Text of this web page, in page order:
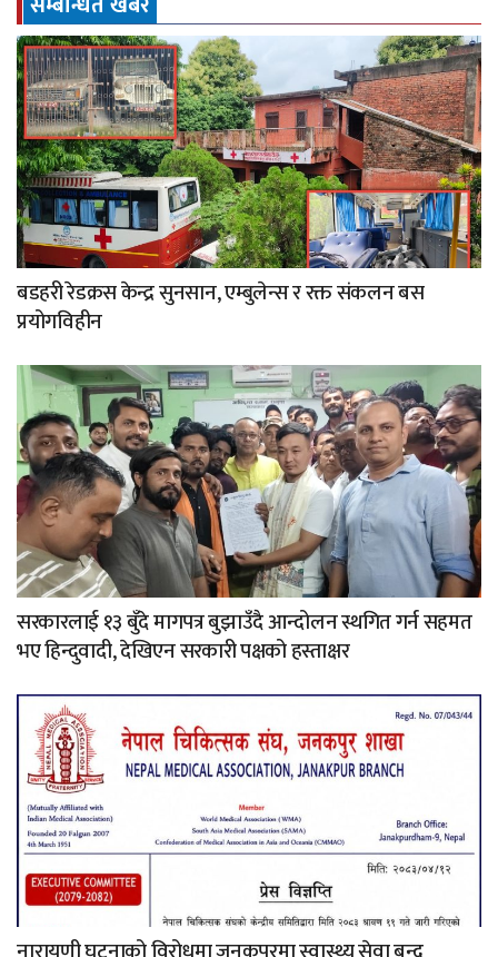
बडहरी रेडक्रस केन्द्र सुनसान, एम्बुलेन्स र रक्त संकलन बस
प्रयोगविहीन
सरकारलाई १३ बुँदे मागपत्र बुझाउँदै आन्दोलन स्थगित गर्न सहमत
भए हिन्दुवादी, देखिएन सरकारी पक्षको हस्ताक्षर